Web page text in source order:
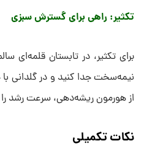
تکثیر: راهی برای گسترش سبزی
نیمه‌سخت جدا کنید و در گلدانی
از هورمون ریشه‌دهی، سرعت رشد
نکات تکمیلی